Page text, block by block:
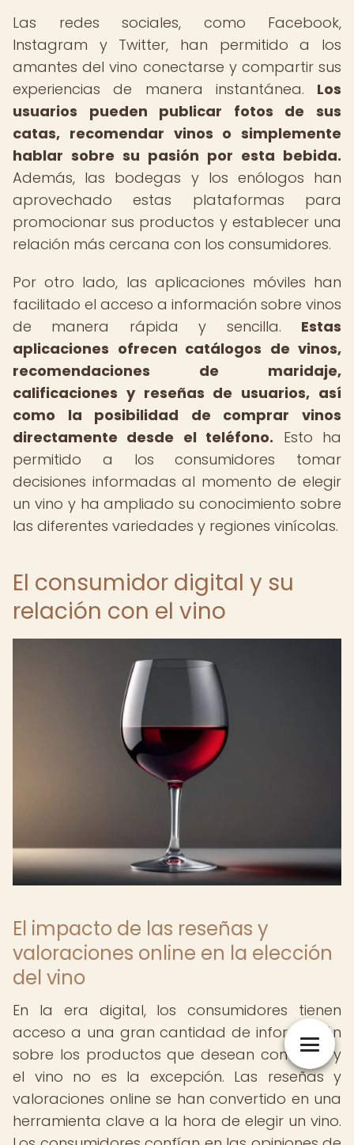
Las redes sociales, como Facebook,
Instagram y Twitter, han permitido a los
amantes del vino conectarse y compartir sus
experiencias de manera instantánea. Los
usuarios pueden publicar fotos de sus
catas, recomendar vinos o simplemente
hablar sobre su pasión por esta bebida.
Además, las bodegas y los enólogos han
aprovechado estas plataformas para
promocionar sus productos y establecer una
relación más cercana con los consumidores.
Por otro lado, las aplicaciones móviles han
facilitado el acceso a información sobre vinos
de manera rápida y sencilla. Estas
aplicaciones ofrecen catálogos de vinos,
recomendaciones de maridaje,
calificaciones y reseñas de usuarios, así
como la posibilidad de comprar vinos
directamente desde el teléfono. Esto ha
permitido a los consumidores tomar
decisiones informadas al momento de elegir
un vino y ha ampliado su conocimiento sobre
las diferentes variedades y regiones vinícolas.
El consumidor digital y su
relación con el vino
El impacto de las reseñas y
valoraciones online en la elección
del vino
En la era digital, los consumidores tienen
acceso a una gran cantidad de información
sobre los productos que desean comprar, y
el vino no es la excepción. Las reseñas y
valoraciones online se han convertido en una
herramienta clave a la hora de elegir un vino.